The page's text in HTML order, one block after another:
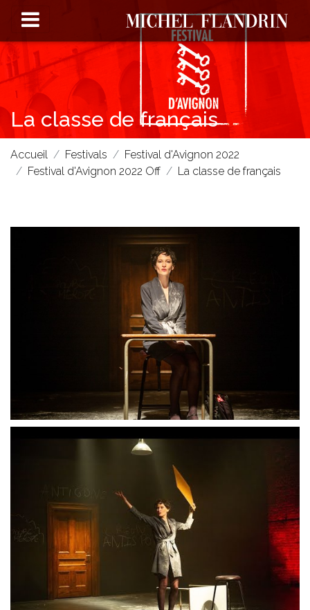
La classe de français
Accueil Festivals
Festival d'Avignon 2022
Festival d'Avignon 2022 Off
La classe de français